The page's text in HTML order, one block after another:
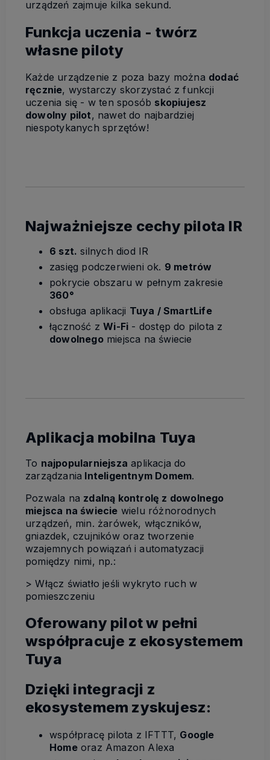
urządzeń zajmuje kilka sekund.
Funkcja uczenia - twórz
własne piloty
Każde urządzenie z poza bazy można dodać
ręcznie, wystarczy skorzystać z funkcji
uczenia się - w ten sposób skopiujesz
dowolny pilot, nawet do najbardziej
niespotykanych sprzętów!
Najważniejsze cechy pilota IR
6 szt. silnych diod IR
zasięg podczerwieni ok. 9 metrów
pokrycie obszaru w pełnym zakresie
360°
obsługa aplikacji Tuya / SmartLife
łączność zWi-Fi - dostęp do pilota z
dowolnegomiejsca na świecie
Aplikacja mobilna Tuya
To najpopularniejsza aplikacja do
zarządzania Inteligentnym Domem.
Pozwala na zdalną kontrolę z dowolnego
miejsca na świecie wielu różnorodnych
urządzeń, min. żarówek, włączników,
gniazdek, czujników oraz tworzenie
wzajemnych powiązań i automatyzacji
pomiędzy nimi, np.:
> Włącz światło jeśli wykryto ruch w
pomieszczeniu
Oferowany pilot w pełni
współpracuje z ekosystemem
Tuya
Dzięki integracji z
ekosystemem zyskujesz:
współpracę pilota z IFTTT, Google
Homeoraz Amazon Alexa